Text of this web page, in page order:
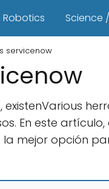
Robotics Science
servicenow
existenVarious
En este
mejor opción